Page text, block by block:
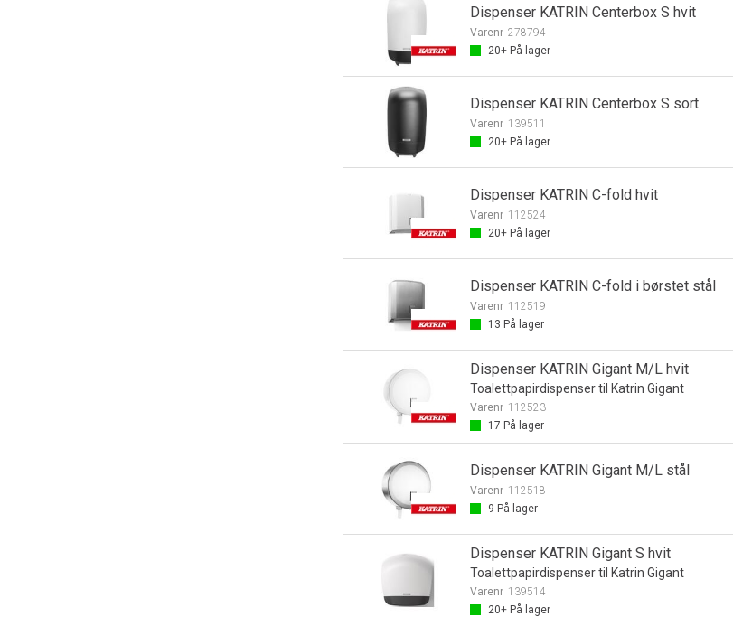
Dispenser KATRIN Centerbox S hvit
Varenr 278794
20+På lager
Dispenser KATRIN Centerbox S sort
Varenr 139511
20+På lager
Dispenser KATRIN C-fold hvit
Varenr 112524
20+På lager
Dispenser KATRIN C-fold i børstet stål
Varenr 112519
13 På lager
Dispenser KATRIN Gigant M/L hvit
Toalettpapirdispenser til Katrin Gigant
Varenr 112523
17 På lager
Dispenser KATRIN Gigant M/L stål
Varenr 112518
9 På lager
Dispenser KATRIN Gigant S hvit
Toalettpapirdispenser til Katrin Gigant
Varenr 139514
20+På lager